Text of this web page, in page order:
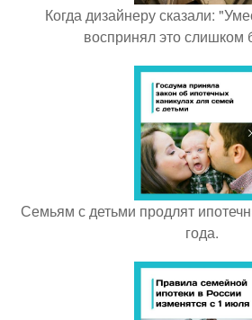
Когда дизайнеру сказали:
воспринял это слишком
Семьям с детьми продлят
года.